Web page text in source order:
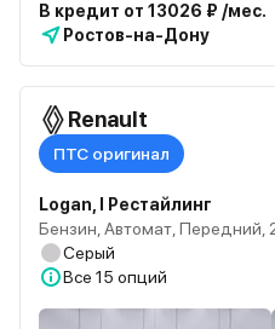
В кредит от 13026 ₽ /мес.
Ростов-на-Дону
Renault
ПТС оригинал
Logan, I Рестайлинг
Бензин, Автомат, Передний,
Серый
Все 15 опций